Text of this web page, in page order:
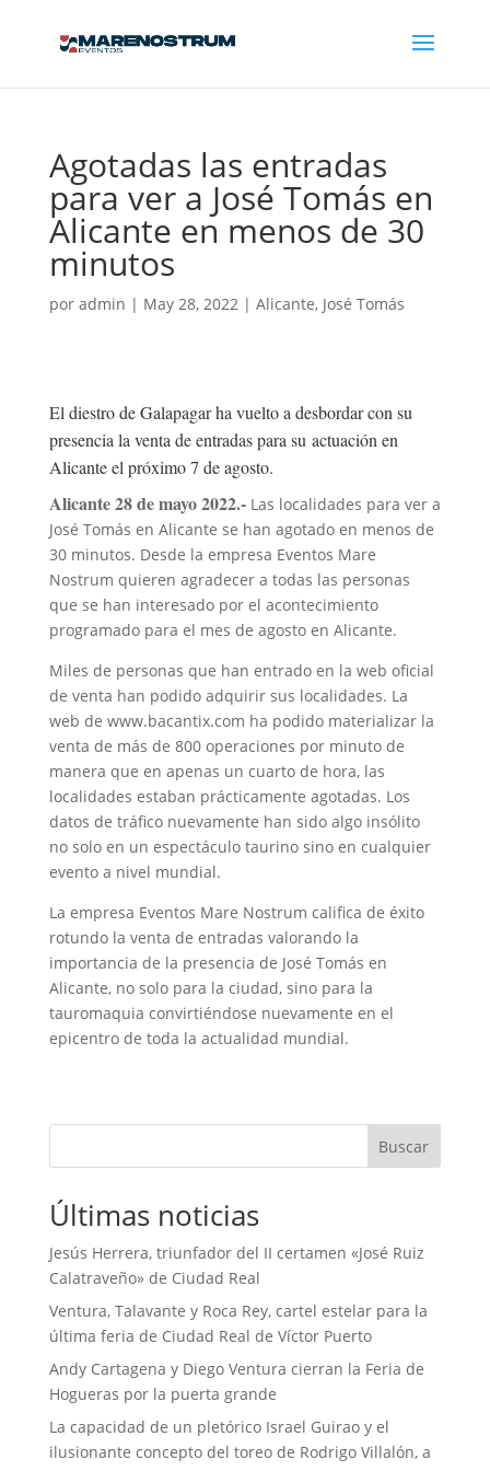
Agotadas las entradas
para ver a José Tomás en
Alicante en menos de 30
minutos
por admin | May 28, 2022| Alicante, José Tomás
El diestro de Galapagar ha vuelto a desbordar con su
presencia la venta de entradas para su actuación en
Alicante el próximo 7 de agosto.
Alicante 28 de mayo 2022.- Las localidades para ver a
José Tomás en Alicante se han agotado en menos de
30 minutos. Desde la empresa Eventos Mare
Nostrum quieren agradecer a todas las personas
que se han interesado por el acontecimiento
programado para el mes de agosto en Alicante.
Miles de personas que han entrado en la web oficial
de venta han podido adquirir sus localidades. La
web de www.bacantix.com ha podido materializar la
venta de más de 800 operaciones por minuto de
manera que en apenas un cuarto de hora, las
localidades estaban prácticamente agotadas. Los
datos de tráfico nuevamente han sido algo insólito
no solo en un espectáculo taurino sino en cualquier
evento a nivel mundial.
La empresa Eventos Mare Nostrum califica de éxito
rotundo la venta de entradas valorando la
importancia de la presencia de José Tomás en
Alicante, no solo para la ciudad, sino para la
tauromaquia convirtiéndose nuevamente en el
epicentro de toda la actualidad mundial.
Buscar
Últimas noticias
Jesús Herrera, triunfador del II certamen «José Ruiz
Calatraveño» de Ciudad Real
Ventura, Talavante y Roca Rey, cartel estelar para la
última feria de Ciudad Real de Víctor Puerto
Andy Cartagena y Diego Ventura cierran la Feria de
Hogueras por la puerta grande
La capacidad de un pletórico Israel Guirao y el
ilusionante concepto del toreo de Rodrigo Villalón, a